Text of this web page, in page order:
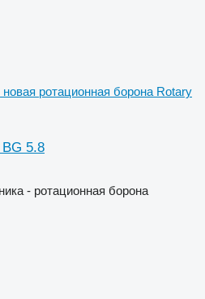
новая ротационная борона Rotary
5.8
- ротационная борона